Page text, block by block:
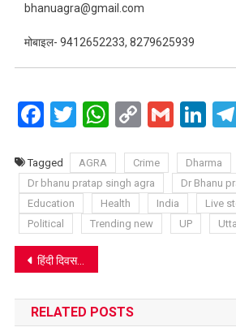
bhanuagra@gmail.com
मोबाइल- 9412652233, 8279625939
Facebook
Twitter
WhatsApp
Copy
Tagged AGRA Crime
Dharma
Dr bhanu pratap singh agra
Dr Bhanu
Education
Health India Live
Political
Trending new UP
Post
navigation
हिंदी दिवस का संदेश: भाषा से जुड़ता है समाज और संस्कृति, मातृभाषा में शिक्षा ही वास्तविक राष्ट्रनिर्माण का मार्ग
RELATED POSTS